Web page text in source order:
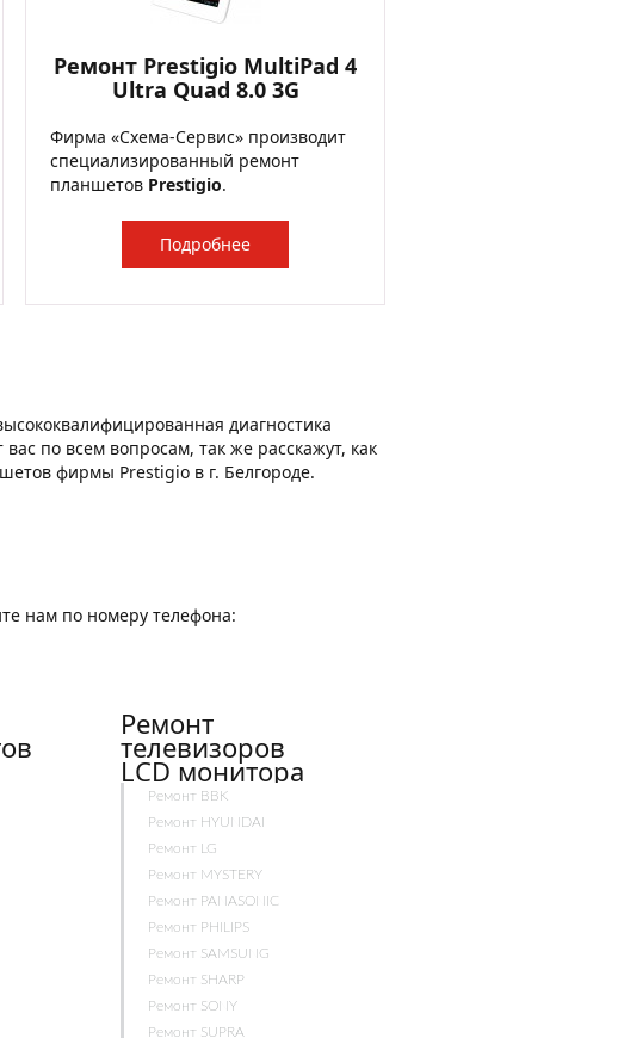
Ремонт Prestigio MultiPad 4
Ultra Quad 8.0 3G
Фирма «Схема-Сервис» производит
специализированный ремонт
планшетов Prestigio.
Подробнее
диагностика
по всем вопросам, так же расскажут, как
фирмы Prestigio в г. Белгороде.
нам по номеру телефона:
Ремонт
телевизоров
LCD монитора
Ремонт BBK
Ремонт HYUNDAI
Ремонт LG
Ремонт MYSTERY
Ремонт PANASONIC
Ремонт PHILIPS
Ремонт SAMSUNG
Ремонт SHARP
Ремонт SONY
Ремонт SUPRA